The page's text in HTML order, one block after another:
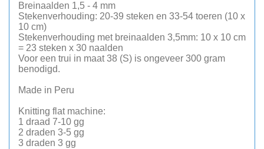
Breinaalden 1,5 - 4 mm
Stekenverhouding: 20-39 steken en 33-54 toeren (10 x
10 cm)
Stekenverhouding met breinaalden 3,5mm: 10 x 10 cm
= 23 steken x 30 naalden
Voor een trui in maat 38 (S) is ongeveer 300 gram
benodigd.
Made in Peru
Knitting flat machine:
1 draad 7-10 gg
2 draden 3-5 gg
3 draden 3 gg